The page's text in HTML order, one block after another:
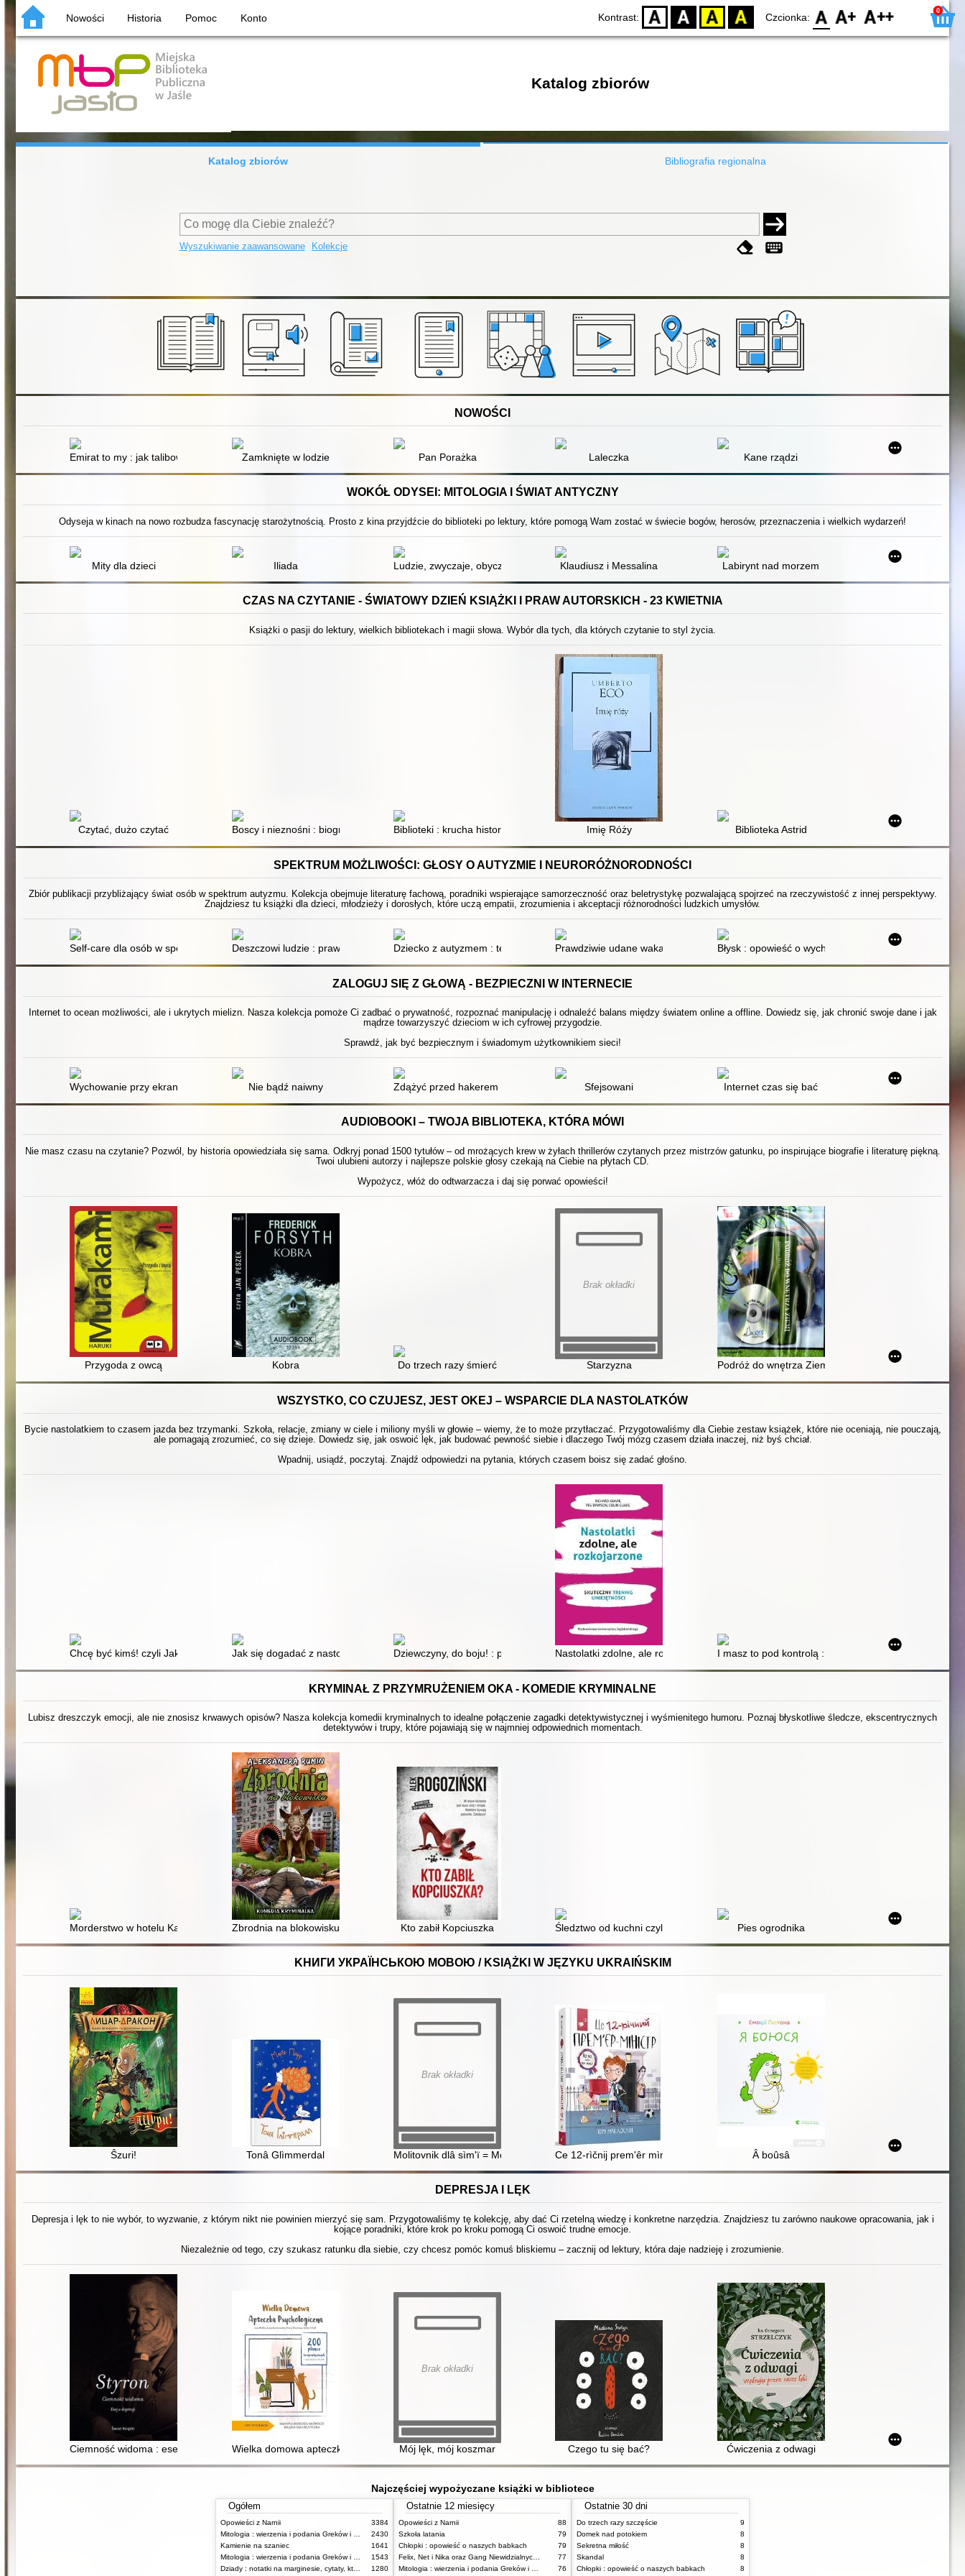
Nowości Historia Pomoc Konto Kontrast: D BW YB BY Czcionka: F0 F1 F2 0
Katalog zbiorów
Katalog zbiorów Bibliografia regionalna
Wyszukiwanie zaawansowane Kolekcje
NOWOŚCI
Emirat to my : jak talibowie odbijali AfganistanZamknięte w lodzie Pan Porażka Laleczka Kane rządzi
WOKÓŁ ODYSEI: MITOLOGIA I ŚWIAT ANTYCZNY
Odyseja w kinach na nowo rozbudza fascynację starożytnością. Prosto z kina przyjdźcie do biblioteki po lektury, które pomogą Wam zostać w świecie bogów, herosów, przeznaczenia i wielkich wydarzeń!
Mity dla dzieci Iliada Ludzie, zwyczaje, obyczaje starożytnej Grecji i Rzymu
Klaudiusz i Messalina Labirynt nad morzem
CZAS NA CZYTANIE - ŚWIATOWY DZIEŃ KSIĄŻKI I PRAW AUTORSKICH - 23 KWIETNIA
Książki o pasji do lektury, wielkich bibliotekach i magii słowa. Wybór dla tych, dla których czytanie to styl życia.
Czytać, dużo czytać Boscy i nieznośni : biografie niezwykłeBiblioteki : krucha historia Imię Róży Biblioteka Astrid
SPEKTRUM MOŻLIWOŚCI: GŁOSY O AUTYZMIE I NEURORÓŻNORODNOŚCI
Zbiór publikacji przybliżający świat osób w spektrum autyzmu. Kolekcja obejmuje literaturę fachową, poradniki wspierające samorzeczność oraz beletrystykę pozwalającą spojrzeć na rzeczywistość z innej perspektywy.
Znajdziesz tu książki dla dzieci, młodzieży i dorosłych, które uczą empatii, zrozumienia i akceptacji różnorodności ludzkich umysłów.
Self-care dla osób w spektrum autyzmu : ponad 100 sposobów: jak odzyskać energię, zredukować stres i być sobą!
Deszczowi ludzie : prawdziwe historie osób z autyzmemDziecko z autyzmem : terapia deficytów poznawczych a teoria umysłu
Prawdziwie udane wakacje Błysk : opowieść o wychowaniu, geniuszu i autyzmie
ZALOGUJ SIĘ Z GŁOWĄ - BEZPIECZNI W INTERNECIE
Internet to ocean możliwości, ale i ukrytych mielizn. Nasza kolekcja pomoże Ci zadbać o prywatność, rozpoznać manipulację i odnaleźć balans między światem online a offline. Dowiedz się, jak chronić swoje dane i jak
mądrze towarzyszyć dzieciom w ich cyfrowej przygodzie.
Sprawdź, jak być bezpiecznym i świadomym użytkownikiem sieci!
Wychowanie przy ekranie : jak przygotować dziecko do życia w sieci?
Nie bądź naiwny Zdążyć przed hakerem : jak przygotować firmę na cyberatak
Sfejsowani Internet czas się bać
AUDIOBOOKI – TWOJA BIBLIOTEKA, KTÓRA MÓWI
Nie masz czasu na czytanie? Pozwól, by historia opowiedziała się sama. Odkryj ponad 1500 tytułów – od mrożących krew w żyłach thrillerów czytanych przez mistrzów gatunku, po inspirujące biografie i literaturę piękną.
Twoi ulubieni autorzy i najlepsze polskie głosy czekają na Ciebie na płytach CD.
Wypożycz, włóż do odtwarzacza i daj się porwać opowieści!
Przygoda z owcą Kobra Do trzech razy śmierć
Brak okładki
Starzyzna Podróż do wnętrza Ziemi
WSZYSTKO, CO CZUJESZ, JEST OKEJ – WSPARCIE DLA NASTOLATKÓW
Bycie nastolatkiem to czasem jazda bez trzymanki. Szkoła, relacje, zmiany w ciele i miliony myśli w głowie – wiemy, że to może przytłaczać. Przygotowaliśmy dla Ciebie zestaw książek, które nie oceniają, nie pouczają,
ale pomagają zrozumieć, co się dzieje. Dowiedz się, jak oswoić lęk, jak budować pewność siebie i dlaczego Twój mózg czasem działa inaczej, niż byś chciał.
Wpadnij, usiądź, poczytaj. Znajdź odpowiedzi na pytania, których czasem boisz się zadać głośno.
Chcę być kimś! czyli Jak osiągnąć cele w czasach, gdy wszyscy dookoła mają wywalone. [2]
Jak się dogadać z nastolatkiem? Dziewczyny, do boju! : poradnik młodej aktywistkiNastolatki zdolne, ale rozkojarzone : skuteczny trening umiejętności
I masz to pod kontrolą : poradnik o zdrowiu
KRYMINAŁ Z PRZYMRUŻENIEM OKA - KOMEDIE KRYMINALNE
Lubisz dreszczyk emocji, ale nie znosisz krwawych opisów? Nasza kolekcja komedii kryminalnych to idealne połączenie zagadki detektywistycznej i wyśmienitego humoru. Poznaj błyskotliwe śledcze, ekscentrycznych
detektywów i trupy, które pojawiają się w najmniej odpowiednich momentach.
Morderstwo w hotelu Kattowitz Zbrodnia na blokowisku Kto zabił Kopciuszka Śledztwo od kuchni czyli Klasyczna powieść kryminalna o wdowie, zakonnicy i psie (z
Pies ogrodnika
KНИГИ УКРАЇНСЬКОЮ МОВОЮ / KSIĄŻKI W JĘZYKU UKRAIŃSKIM
Ŝzuri! Tonâ Glìmmerdal
Brak okładki
Molitovnik dlâ sìm'ï = Modlitewnik dla rodzinyCe 12-rìčnij prem'êr mìnìstr Â boûsâ
DEPRESJA I LĘK
Depresja i lęk to nie wybór, to wyzwanie, z którym nikt nie powinien mierzyć się sam. Przygotowaliśmy tę kolekcję, aby dać Ci rzetelną wiedzę i konkretne narzędzia. Znajdziesz tu zarówno naukowe opracowania, jak i
kojące poradniki, które krok po kroku pomogą Ci oswoić trudne emocje.
Niezależnie od tego, czy szukasz ratunku dla siebie, czy chcesz pomóc komuś bliskiemu – zacznij od lektury, która daje nadzieję i zrozumienie.
Ciemność widoma : esej o depresji Wielka domowa apteczka psychologiczna : 200 plansz terapeutycznych + materiały online : CBT toolbox
Brak okładki
Mój lęk, mój koszmar Czego tu się bać? Ćwiczenia z odwagi
Najczęściej wypożyczane książki w bibliotece
Ogółem
Opowieści z Narnii
3384
2430
Kamienie na szaniec
1641
1543
1280
Ostatnie 12 miesięcy
Opowieści z Narnii
88
Szkoła latania
79
Chłopki : opowieść o naszych babkach
79
77
76
Ostatnie 30 dni
Do trzech razy szczęście
9
Domek nad potokiem
8
Sekretna miłość
8
Skandal
8
Chłopki : opowieść o naszych babkach
8